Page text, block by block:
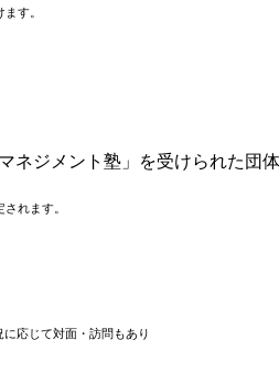
す。
ジメント塾」を受けられた団
れます。
応じて対面・訪問もあり